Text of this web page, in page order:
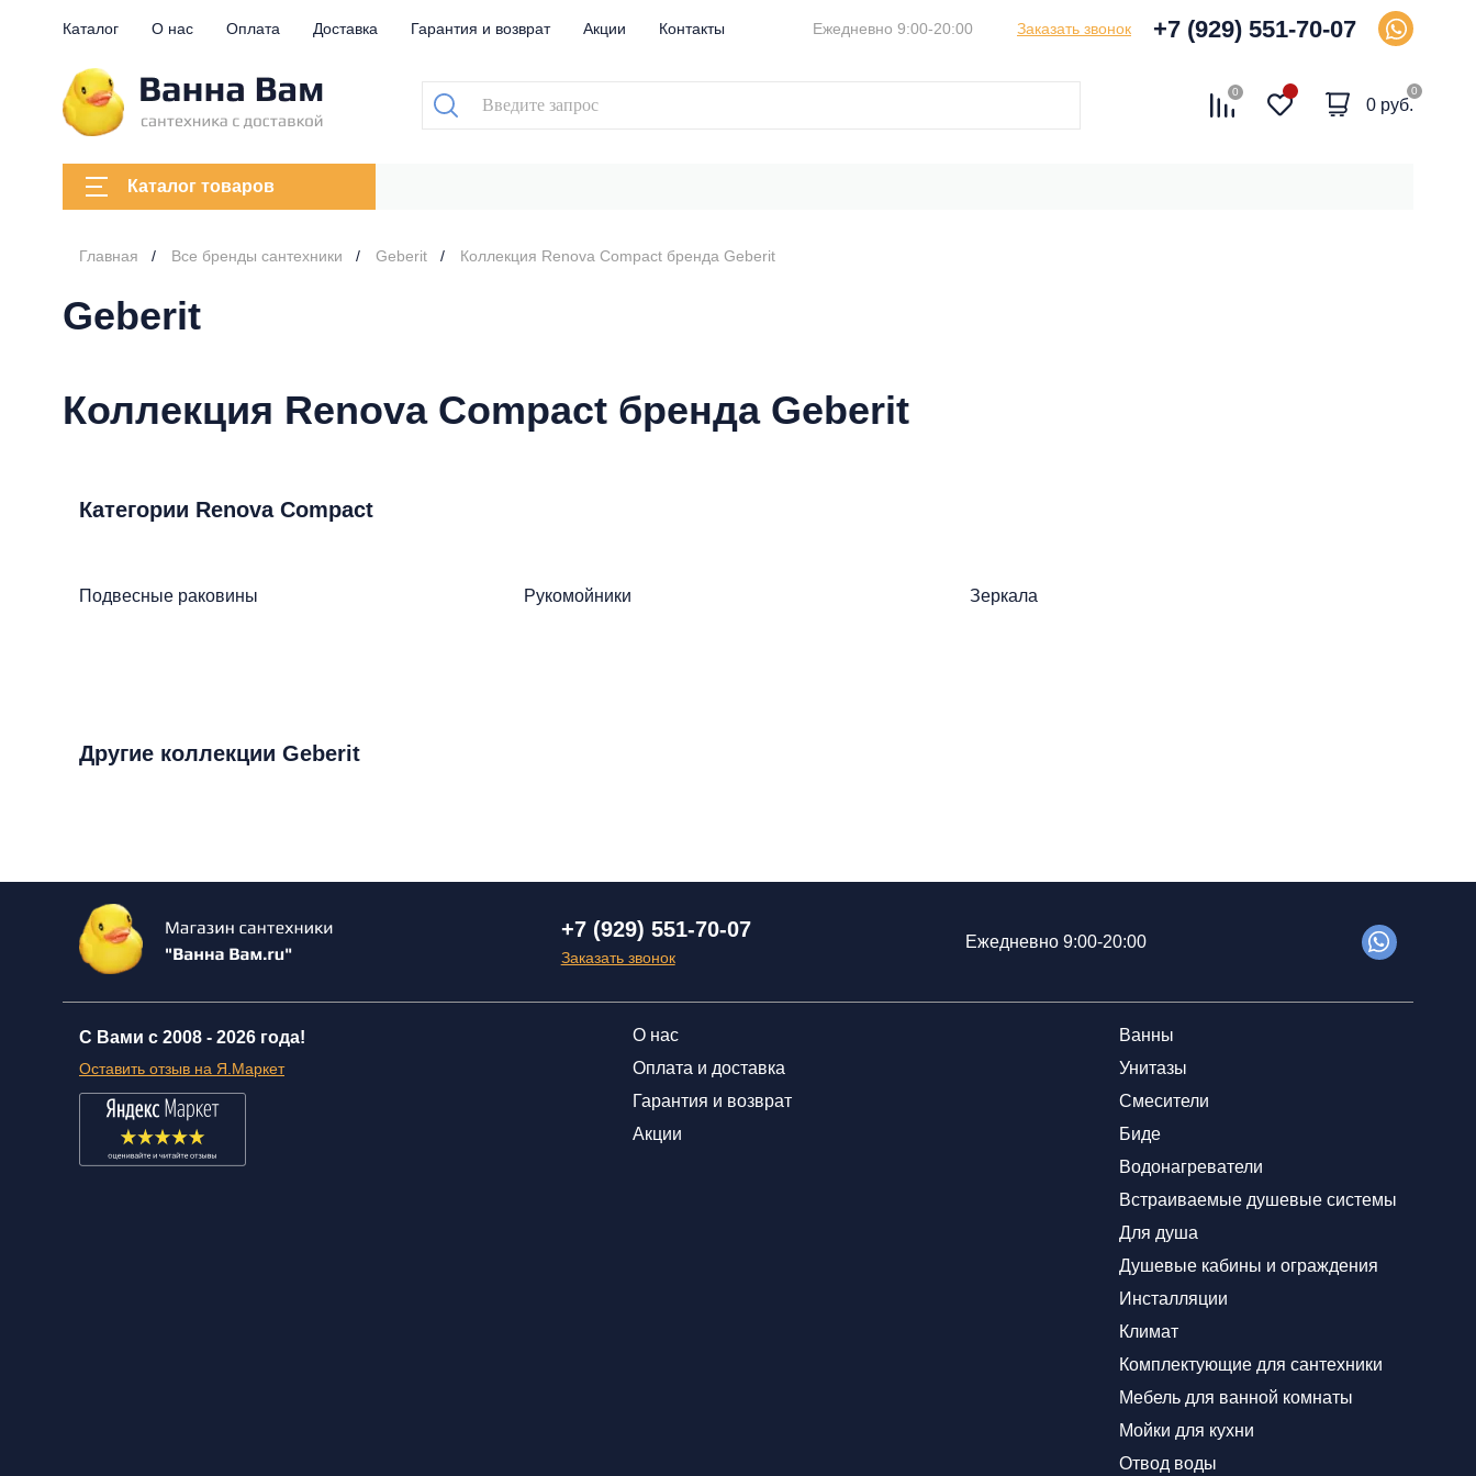
Каталог О нас Оплата Доставка Гарантия и возврат Акции Контакты Ежедневно 9:00-20:00 Заказать звонок +7 (929) 551-70-07
0 0
0 руб.
Каталог товаров
Главная Все бренды сантехники Geberit Коллекция Renova Compact бренда Geberit
Geberit
Коллекция Renova Compact бренда Geberit
Категории Renova Compact
Подвесные раковины Рукомойники Зеркала
Другие коллекции Geberit
+7 (929) 551-70-07
Заказать звонок
Ежедневно 9:00-20:00
С Вами с 2008 - 2026 года!
Оставить отзыв на Я.Маркет
О нас
Оплата и доставка
Гарантия и возврат
Акции
Ванны
Унитазы
Смесители
Биде
Водонагреватели
Встраиваемые душевые системы
Для душа
Душевые кабины и ограждения
Инсталляции
Климат
Комплектующие для сантехники
Мебель для ванной комнаты
Мойки для кухни
Отвод воды